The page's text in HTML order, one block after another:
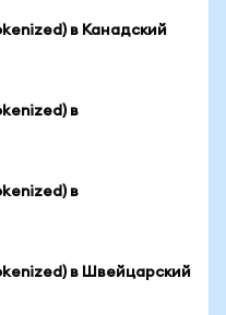
в Канадский
в
в
в Швейцарский